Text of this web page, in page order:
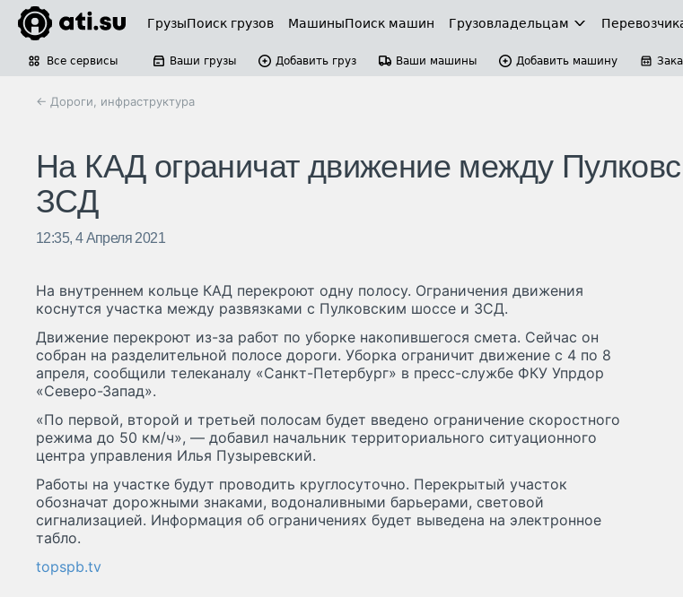
ГрузыПоиск грузов МашиныПоиск машин Грузовладельцам
Все сервисы Ваши грузы Добавить груз Ваши машины Добавить машину
← Дороги, инфраструктура
На КАД ограничат движение между
ЗСД
12:35, 4 Апреля 2021
На внутреннем кольце КАД перекроют одну полосу. Ограничения движения
коснутся участка между развязками с Пулковским шоссе и ЗСД.
Движение перекроют из-за работ по уборке накопившегося смета. Сейчас он
собран на разделительной полосе дороги. Уборка ограничит движение с 4 по 8
апреля, сообщили телеканалу «Санкт-Петербург» в пресс-службе ФКУ Упрдор
«Северо-Запад».
«По первой, второй и третьей полосам будет введено ограничение скоростного
режима до 50 км/ч», — добавил начальник территориального ситуационного
центра управления Илья Пузыревский.
Работы на участке будут проводить круглосуточно. Перекрытый участок
обозначат дорожными знаками, водоналивными барьерами, световой
сигнализацией. Информация об ограничениях будет выведена на электронное
табло.
topspb.tv